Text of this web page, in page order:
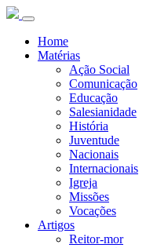
Home
Matérias
Ação Social
Comunicação
Educação
Salesianidade
História
Juventude
Nacionais
Internacionais
Igreja
Missões
Vocações
Artigos
Reitor-mor